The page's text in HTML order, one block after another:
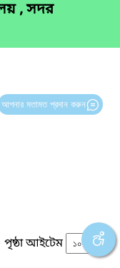
, সদর
আপনার মতামত প্রদান করুন
পৃষ্ঠা আইটেম